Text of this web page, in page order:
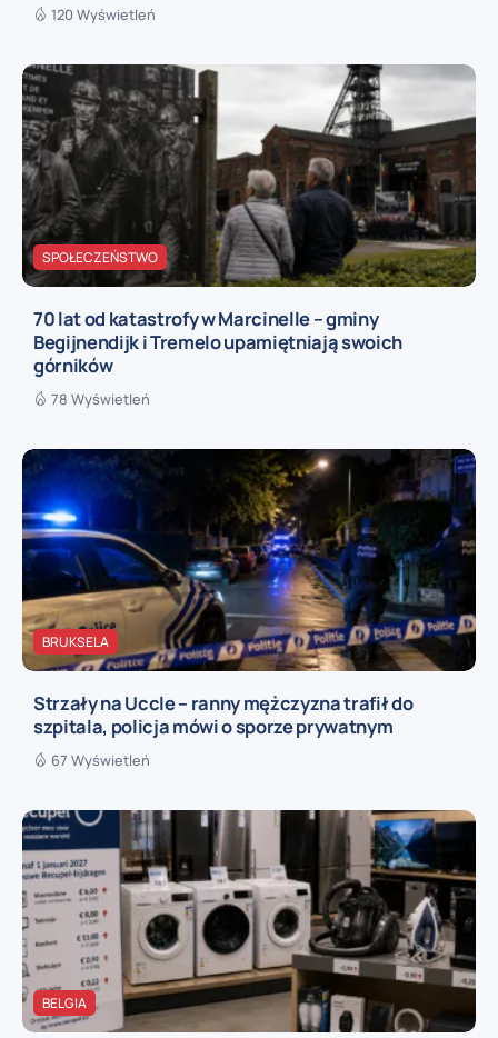
120 Wyświetleń
SPOŁECZEŃSTWO
70 lat od katastrofy w Marcinelle – gminy
Begijnendijk i Tremelo upamiętniają swoich
górników
78 Wyświetleń
BRUKSELA
Strzały na Uccle – ranny mężczyzna trafił do
szpitala, policja mówi o sporze prywatnym
67 Wyświetleń
BELGIA